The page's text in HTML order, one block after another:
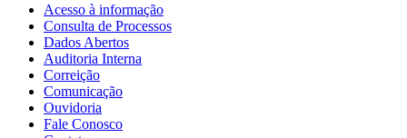
Acesso à informação
Consulta de Processos
Dados Abertos
Auditoria Interna
Correição
Comunicação
Ouvidoria
Fale Conosco